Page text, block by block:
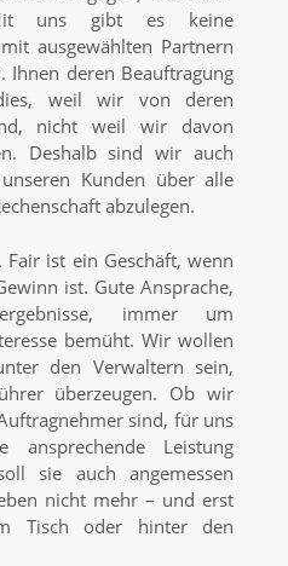
uns gibt es keine
ausgewählten Partnern
Ihnen deren Beauftragung
weil wir von deren
nicht weil wir davon
Deshalb sind wir auch
Kunden über alle
abzulegen.
Fair ist ein Geschäft, wenn
ist. Gute Ansprache,
immer um
bemüht. Wir wollen
den Verwaltern sein,
überzeugen. Ob wir
sind, für uns
Leistung
sie auch angemessen
nicht mehr – und erst
Tisch oder hinter den